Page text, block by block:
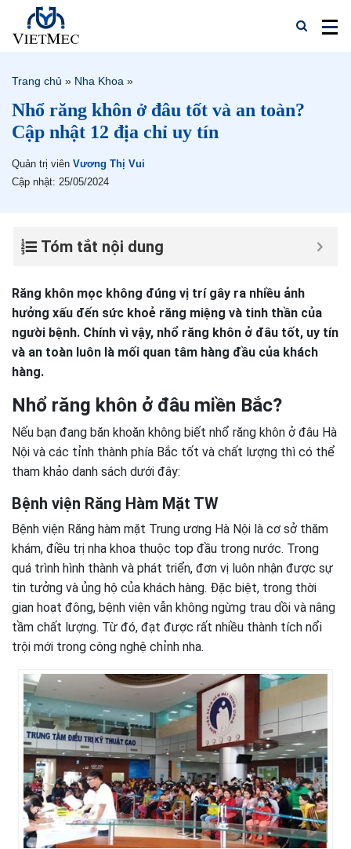
Trang chủ » Nha Khoa »
Nhổ răng khôn ở đâu tốt và an toàn?
Cập nhật 12 địa chỉ uy tín
Quản trị viên Vương Thị Vui
Cập nhật: 25/05/2024
Tóm tắt nội dung
Răng khôn mọc không đúng vị trí gây ra nhiều ảnh
hưởng xấu đến sức khoẻ răng miệng và tinh thần của
người bệnh. Chính vì vậy, nhổ răng khôn ở đâu tốt, uy tín
và an toàn luôn là mối quan tâm hàng đầu của khách
hàng.
Nhổ răng khôn ở đâu miền Bắc?
Nếu bạn đang băn khoăn không biết nhổ răng khôn ở đâu Hà
Nội và các tỉnh thành phía Bắc tốt và chất lượng thì có thể
tham khảo danh sách dưới đây:
Bệnh viện Răng Hàm Mặt TW
Bệnh viện Răng hàm mặt Trung ương Hà Nội là cơ sở thăm
khám, điều trị nha khoa thuộc top đầu trong nước. Trong
quá trình hình thành và phát triển, đơn vị luôn nhận được sự
tin tưởng và ủng hộ của khách hàng. Đặc biệt, trong thời
gian hoạt đông, bệnh viện vẫn không ngừng trau dồi và nâng
tầm chất lượng. Từ đó, đạt được rất nhiều thành tích nổi
trội mới trong công nghệ chỉnh nha.